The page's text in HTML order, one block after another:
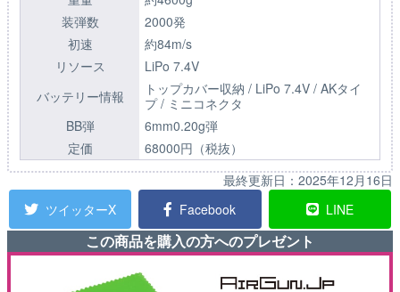
装弾数
2000発
初速
約84m/s
リソース
LiPo 7.4V
バッテリー情報
トップカバー収納 / LiPo 7.4V / AKタイ
プ / ミニコネクタ
BB弾
6mm0.20g弾
定価
68000円（税抜）
最終更新日： 2025年12月16日
ツイッターX
Facebook LINE
この商品を購入の方へのプレゼント